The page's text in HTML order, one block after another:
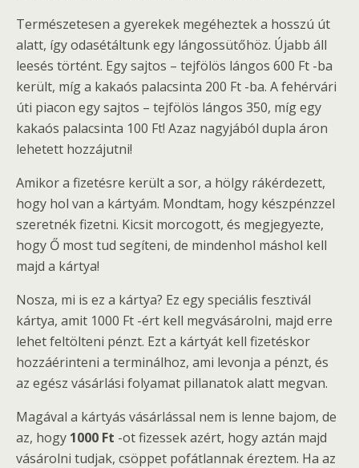
Természetesen a gyerekek megéheztek a hosszú út
alatt, így odasétáltunk egy lángossütőhöz. Újabb áll
leesés történt. Egy sajtos – tejfölös lángos 600 Ft -ba
került, míg a kakaós palacsinta 200 Ft -ba. A fehérvári
úti piacon egy sajtos – tejfölös lángos 350, míg egy
kakaós palacsinta 100 Ft! Azaz nagyjából dupla áron
lehetett hozzájutni!
Amikor a fizetésre került a sor, a hölgy rákérdezett,
hogy hol van a kártyám. Mondtam, hogy készpénzzel
szeretnék fizetni. Kicsit morcogott, és megjegyezte,
hogy Ő most tud segíteni, de mindenhol máshol kell
majd a kártya!
Nosza, mi is ez a kártya? Ez egy speciális fesztivál
kártya, amit 1000 Ft -ért kell megvásárolni, majd erre
lehet feltölteni pénzt. Ezt a kártyát kell fizetéskor
hozzáérinteni a terminálhoz, ami levonja a pénzt, és
az egész vásárlási folyamat pillanatok alatt megvan.
Magával a kártyás vásárlással nem is lenne bajom, de
az, hogy 1000 Ft -ot fizessek azért, hogy aztán majd
vásárolni tudjak, csöppet pofátlannak éreztem. Ha az